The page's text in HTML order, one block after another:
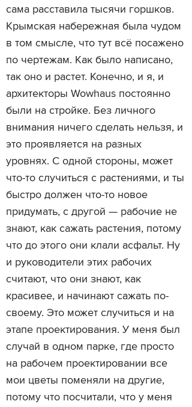
сама расставила тысячи горшков.
Крымская набережная была чудом
в том смысле, что тут всё посажено
по чертежам. Как было написано,
так оно и растет. Конечно, и я, и
архитекторы Wowhaus постоянно
были на стройке. Без личного
внимания ничего сделать нельзя, и
это проявляется на разных
уровнях. С одной стороны, может
что-то случиться с растениями, и ты
быстро должен что-то новое
придумать, с другой — рабочие не
знают, как сажать растения, потому
что до этого они клали асфальт. Ну
и руководители этих рабочих
считают, что они знают, как
красивее, и начинают сажать по-
своему. Это может случиться и на
этапе проектирования. У меня был
случай в одном парке, где просто
на рабочем проектировании все
мои цветы поменяли на другие,
потому что посчитали, что у меня